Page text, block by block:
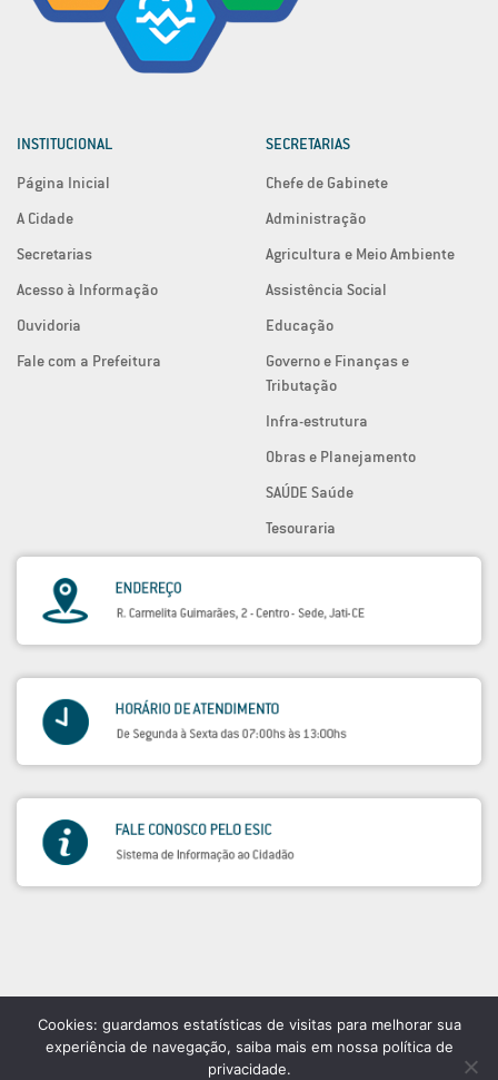
INSTITUCIONAL
Página Inicial
A Cidade
Secretarias
Acesso à Informação
Ouvidoria
Fale com a Prefeitura
SECRETARIAS
Chefe de Gabinete
Administração
Agricultura e Meio Ambiente
Assistência Social
Educação
Governo e Finanças e
Tributação
Infra-estrutura
Obras e Planejamento
SAÚDE Saúde
Tesouraria
Cookies: guardamos estatísticas de visitas para melhorar sua
experiência de navegação, saiba mais em nossa política de
privacidade.